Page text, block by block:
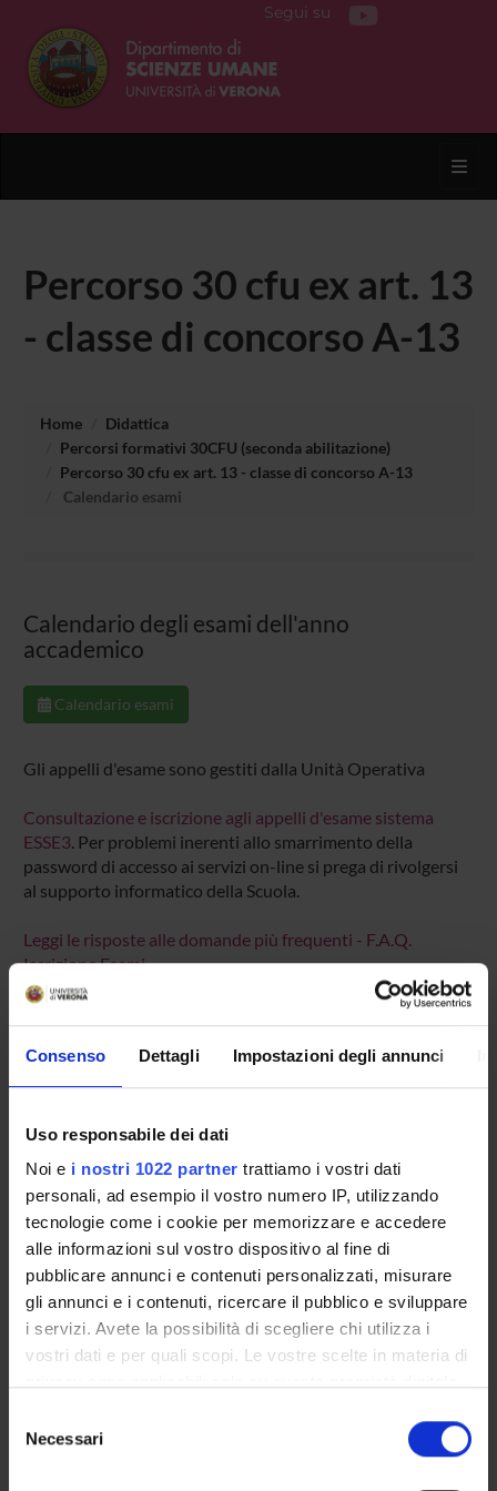
Consenso Dettagli Impostazioni degli annunci
Uso responsabile dei dati
Noi e i nostri 1022 partner trattiamo i vostri dati
personali, ad esempio il vostro numero IP, utilizzando
tecnologie come i cookie per memorizzare e accedere
alle informazioni sul vostro dispositivo al fine di
pubblicare annunci e contenuti personalizzati, misurare
gli annunci e i contenuti, ricercare il pubblico e sviluppare
i servizi. Avete la possibilità di scegliere chi utilizza i
vostri dati e per quali scopi. Le vostre scelte in materia di
modificare o revocare il proprio consenso in qualsiasi
momento dalla Dichiarazione sui cookie o facendo clic
delNecessari
Segui su
Percorso 30 cfu ex art. 13
- classe di concorso A-13
Home
Didattica
Percorsi formativi 30CFU (seconda abilitazione)
Percorso 30 cfu ex art. 13 - classe di concorso A-13
Calendario esami
Calendario degli esami dell'anno
accademico
Calendario esami
Gli appelli d'esame sono gestiti dalla Unità Operativa
Consultazione e iscrizione agli appelli d'esame sistema
ESSE3. Per problemi inerenti allo smarrimento della
password di accesso ai servizi on-line si prega di rivolgersi
al supporto informatico della Scuola.
Leggi le risposte alle domande più frequenti - F.A.Q.
Iscrizione Esami
Presentazione
Insegnamenti
Calendario didattico
Orario lezioni
Piani didattici
Calendario esami
Bacheca avvisi
Proposte tesi e stage
Organi collegiali e di governo
OFFERTA FORMATIVA